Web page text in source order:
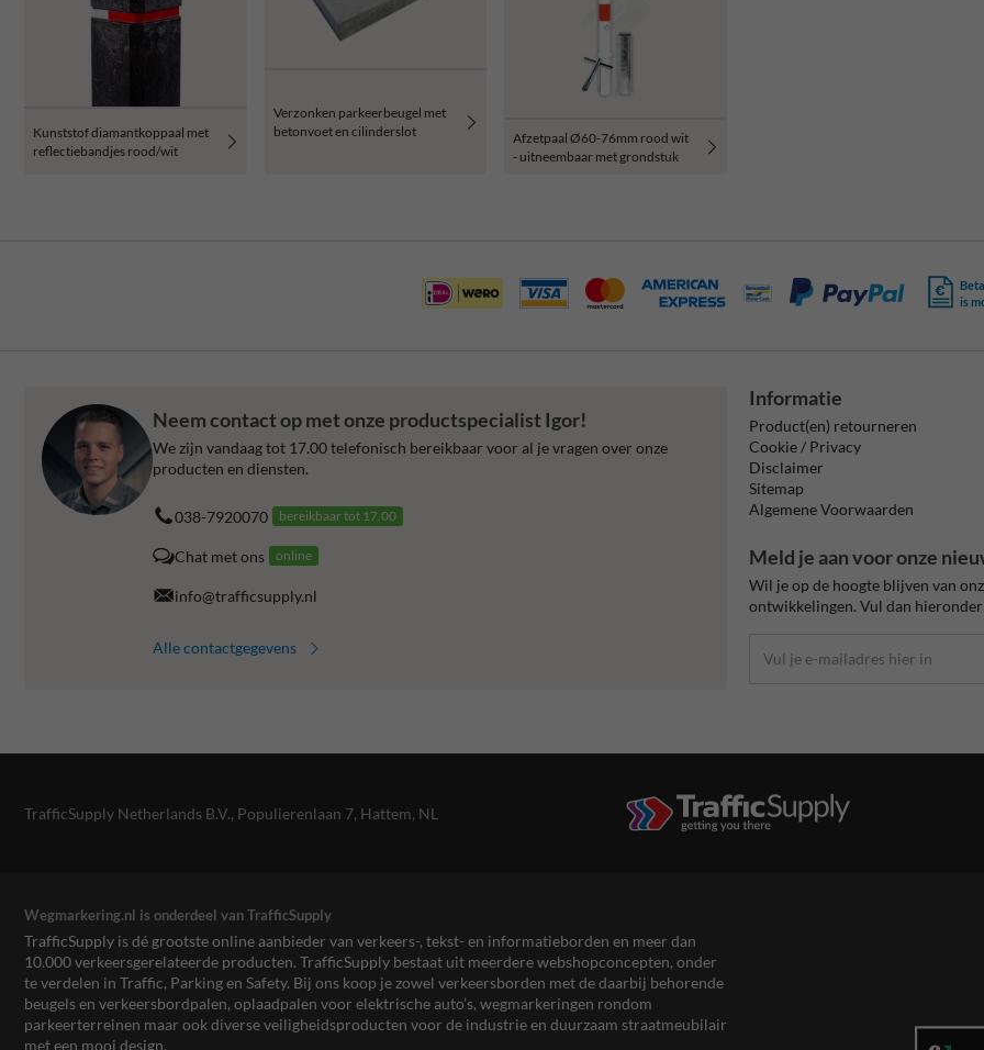
Kunststof diamantkoppaal met
reflectiebandjes rood/wit
Verzonken parkeerbeugel met
betonvoet en cilinderslot
Afzetpaal Ø60-76mm rood wit
- uitneembaar met grondstuk
is
Neem contact op met onze productspecialist Igor!
We zijn vandaag tot 17.00 telefonisch bereikbaar voor al je vragen over onze
producten en diensten.
038-7920070 bereikbaar tot 17.00
Chat met ons online
info@trafficsupply.nl
Alle contactgegevens
Informatie
Product(en) retourneren
Cookie / Privacy
Disclaimer
Sitemap
Algemene Voorwaarden
Meld je aan voor onze
Wil je op de hoogte blijven van
ontwikkelingen. Vul dan
TrafficSupply Netherlands B.V., Populierenlaan 7, Hattem, NL
Wegmarkering.nl is onderdeel van TrafficSupply
TrafficSupply is dé grootste online aanbieder van verkeers-, tekst- en informatieborden en meer dan
10.000 verkeersgerelateerde producten. TrafficSupply bestaat uit meerdere webshopconcepten, onder
te verdelen in Traffic, Parking en Safety. Bij ons koop je zowel verkeersborden met de daarbij behorende
beugels en verkeersbordpalen, oplaadpalen voor elektrische auto’s, wegmarkeringen rondom
parkeerterreinen maar ook diverse veiligheidsproducten voor de industrie en duurzaam straatmeubilair
met een mooi design.